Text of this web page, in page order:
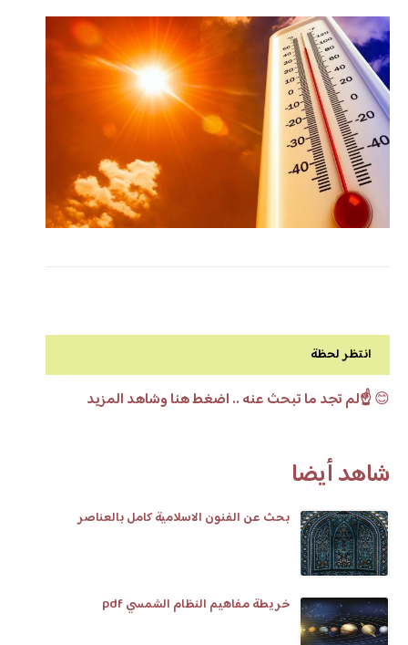
انتظر لحظة
😊☝️لم تجد ما تبحث عنه .. اضغط هنا وشاهد المزيد
شاهد أيضا
بحث عن الفنون الاسلامية كامل بالعناصر
خريطة مفاهيم النظام الشمسي pdf